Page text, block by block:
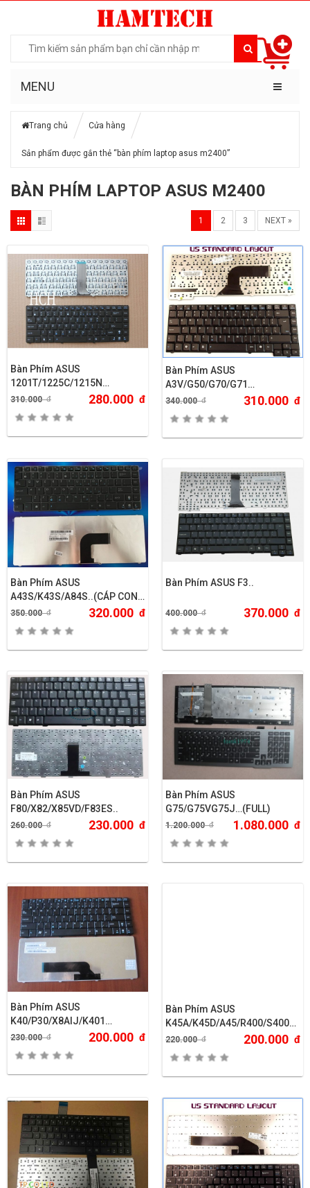
MENU
Trang chủ Cửa hàng
Sản phẩm được gắn thẻ “bàn phím laptop asus m2400”
BÀN PHÍM LAPTOP ASUS M2400
1 2 3 NEXT »
Bàn Phím ASUS
1201T/1225C/1215N…
310.000đ 280.000 đ
Bàn Phím ASUS
A3V/G50/G70/G71…
340.000đ 310.000 đ
Bàn Phím ASUS
A43S/K43S/A84S..(CÁP CONG
PHẢI)
350.000đ 320.000 đ
Bàn Phím ASUS F3..
400.000đ 370.000 đ
Bàn Phím ASUS
F80/X82/X85VD/F83ES..
260.000đ 230.000 đ
Bàn Phím ASUS
G75/G75VG75J…(FULL)
1.200.000đ 1.080.000 đ
Bàn Phím ASUS
K40/P30/X8AIJ/K401…
230.000đ 200.000 đ
Bàn Phím ASUS
K45A/K45D/A45/R400/S400
CÁP DÀI 1 ỐC
220.000đ 200.000 đ